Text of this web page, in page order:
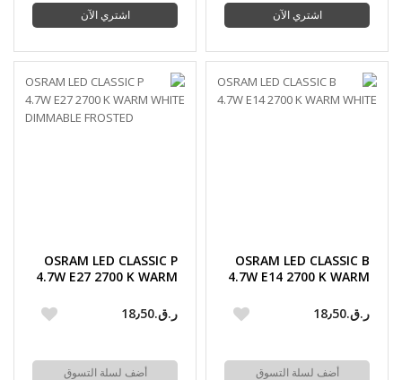
اشتري الآن اشتري الآن
OSRAM LED CLASSIC B
4.7W E14 2700 K WARM
ر.ق.‏18٫50
أضف لسلة التسوق
OSRAM LED CLASSIC P
4.7W E27 2700 K WARM
FROSTED
ر.ق.‏18٫50
أضف لسلة التسوق